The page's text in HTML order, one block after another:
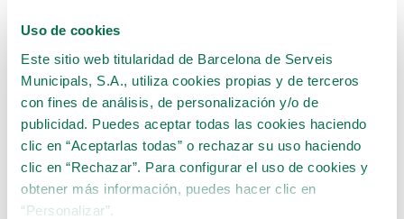
Uso de cookies
Este sitio web titularidad de Barcelona de Serveis
Municipals, S.A., utiliza cookies propias y de terceros
con fines de análisis, de personalización y/o de
publicidad. Puedes aceptar todas las cookies haciendo
clic en “Aceptarlas todas” o rechazar su uso haciendo
clic en “Rechazar”. Para configurar el uso de cookies y
obtener más información, puedes hacer clic en
“Personalizar”.
requiere.
Eclipse solar 12 de
agosto